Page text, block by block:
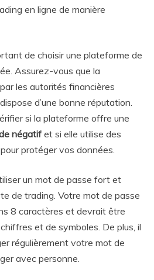
en ligne de manière
de choisir une plateforme de
Assurez-vous que la
les autorités financières
d’une bonne réputation.
si la plateforme offre une
négatifet si elle utilise des
protéger vos données.
un mot de passe fort et
de trading. Votre mot de passe
8 caractères et devrait être
et de symboles. De plus, il
régulièrement votre mot de
avec personne.